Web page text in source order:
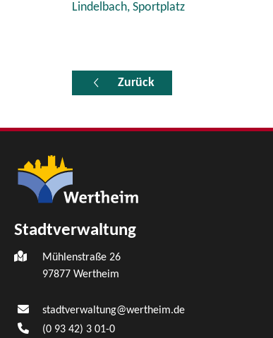
Lindelbach, Sportplatz
Zurück
Stadtverwaltung
Mühlenstraße 26
97877 Wertheim
stadtverwaltung@wertheim.de
(0 93 42) 3 01-0